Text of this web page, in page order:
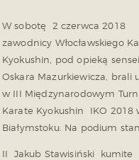
W sobotę 2 czerwca 2018
zawodnicy Włocławskiego
Kyokushin, pod opieką sensei
Oskara Mazurkiewicza, brali
w III Międzynarodowym
Karate Kyokushin IKO 2018
Białymstoku. Na podium
II Jakub Stawisiński kumite